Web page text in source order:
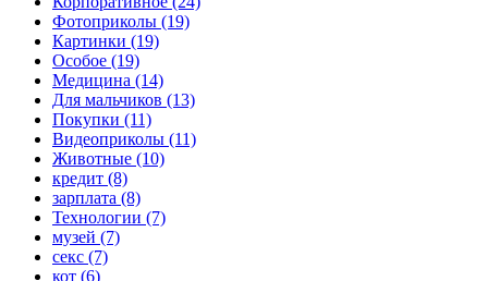
Фотоприколы (19)
Картинки (19)
Особое (19)
Медицина (14)
Для мальчиков (13)
Покупки (11)
Видеоприколы (11)
Животные (10)
кредит (8)
зарплата (8)
Технологии (7)
музей (7)
секс (7)
кот (6)